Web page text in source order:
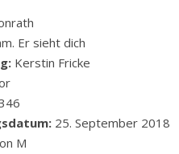
Er sieht dich
Kerstin Fricke
25. September 2018
M